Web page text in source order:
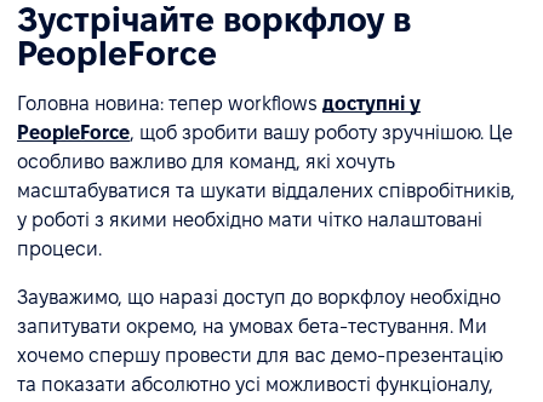
Зустрічайте воркфлоу в
PeopleForce
Головна новина: тепер workflows доступні у
PeopleForce, щоб зробити вашу роботу зручнішою. Це
особливо важливо для команд, які хочуть
масштабуватися та шукати віддалених співробітників,
у роботі з якими необхідно мати чітко налаштовані
процеси.
Зауважимо, що наразі доступ до воркфлоу необхідно
запитувати окремо, на умовах бета-тестування. Ми
хочемо спершу провести для вас демо-презентацію
та показати абсолютно усі можливості функціоналу,